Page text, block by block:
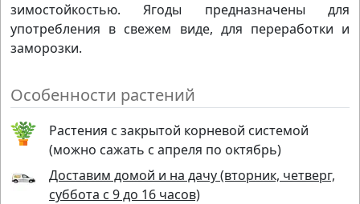
зимостойкостью. Ягоды предназначены для
употребления в свежем виде, для переработки и
заморозки.
Особенности растений
Растения с закрытой корневой системой
(можно сажать с апреля по октябрь)
Доставим домой и на дачу (вторник, четверг,
суббота с 9 до 16 часов)